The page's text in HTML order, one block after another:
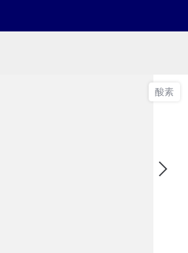
酸素